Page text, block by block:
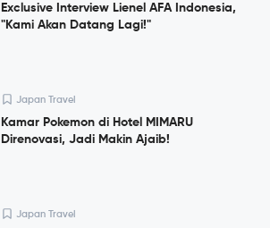
Exclusive Interview Lienel AFA Indonesia,
"Kami Akan Datang Lagi!"
Japan Travel
Kamar Pokemon di Hotel MIMARU
Direnovasi, Jadi Makin Ajaib!
Japan Travel